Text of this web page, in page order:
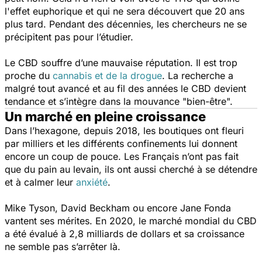
l'effet euphorique et qui ne sera découvert que 20 ans
plus tard. Pendant des décennies, les chercheurs ne se
précipitent pas pour l’étudier.
Le CBD souffre d’une mauvaise réputation. Il est trop
proche du cannabis et de la drogue. La recherche a
malgré tout avancé et au fil des années le CBD devient
tendance et s’intègre dans la mouvance "bien-être".
Un marché en pleine croissance
Dans l’hexagone, depuis 2018, les boutiques ont fleuri
par milliers et les différents confinements lui donnent
encore un coup de pouce. Les Français n’ont pas fait
que du pain au levain, ils ont aussi cherché à se détendre
et à calmer leur anxiété.
Mike Tyson, David Beckham ou encore Jane Fonda
vantent ses mérites. En 2020, le marché mondial du CBD
a été évalué à 2,8 milliards de dollars et sa croissance
ne semble pas s’arrêter là.